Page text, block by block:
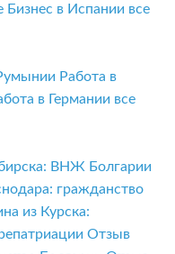
Бизнес в Испании все
Работа в
в Германии все
ВНЖ Болгарии
гражданство
из Курска:
Отзыв